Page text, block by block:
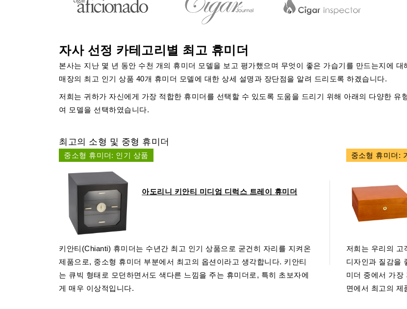
자사 선정 카테고리별 최고 휴미더
본사는 지난 몇 년 동안 수천 개의 휴미더 모델을 보고 평가했으며 무엇이 좋은 가습기를 만드는지에
매장의 최고 인기 상품 40개 휴미더 모델에 대한 상세 설명과 장단점을 알려 드리도록 하겠습니다.
저희는 귀하가 자신에게 가장 적합한 휴미더를 선택할 수 있도록 도움을 드리기 위해 아래의 다양한
여 모델을 선택하였습니다.
최고의 소형 및 중형 휴미더
중소형 휴미더: 인기 상품
아도리니 키안티 미디엄 디럭스 트레이 휴미더
키안티(Chianti) 휴미더는 수년간 최고 인기 상품으로 굳건히 자리를 지켜온
제품으로, 중소형 휴미더 부분에서 최고의 옵션이라고 생각합니다. 키안티
는 큐빅 형태로 모던하면서도 색다른 느낌을 주는 휴미더로, 특히 초보자에
게 매우 이상적입니다.
중소형 휴미더:
저희는 우리의 고
디자인과 질감을
미더 중에서 가장
면에서 최고의 제